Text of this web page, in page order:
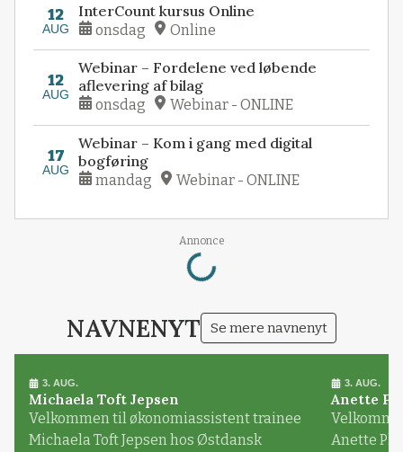
12
AUG
InterCount kursus Online
onsdag Online
12
AUG
Webinar – Fordelene ved løbende
aflevering af bilag
onsdag Webinar - ONLINE
17
AUG
Webinar – Kom i gang med digital
bogføring
mandag Webinar - ONLINE
Annonce
Loading...
NAVNENYT Se mere navnenyt
3. AUG.
Michaela Toft Jepsen
Velkommen til økonomiassistent trainee
Michaela Toft Jepsen hos Østdansk
3. AUG.
Anette
Anette